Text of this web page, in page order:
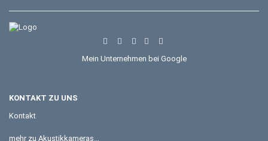
Mein Unternehmen bei Google
KONTAKT ZU UNS
Kontakt
mehr zu Akustikkameras...